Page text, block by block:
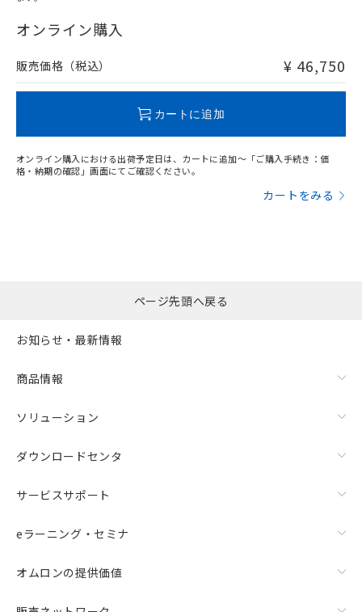
在庫等で未対応品が混在する可能性があります。
問い合わせください。
オンライン購入
販売価格（税込） ¥ 46,750
カートに追加
オンライン購入における出荷予定日は、カートに追加～「ご購入手続き：価
格・納期の確認」画面にてご確認ください。
カートをみる
ページ先頭へ戻る
お知らせ・最新情報
商品情報
ソリューション
ダウンロードセンタ
サービスサポート
eラーニング・セミナ
オムロンの提供価値